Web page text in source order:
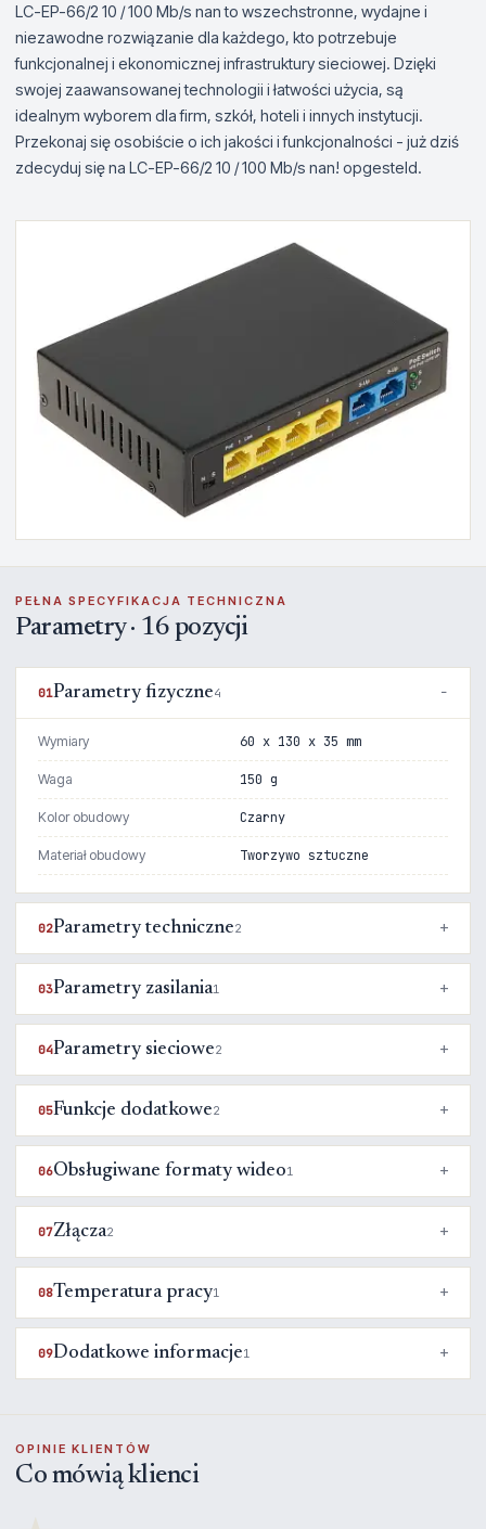
LC-EP-66/2 10 / 100 Mb/s nan to wszechstronne, wydajne i
niezawodne rozwiązanie dla każdego, kto potrzebuje
funkcjonalnej i ekonomicznej infrastruktury sieciowej. Dzięki
swojej zaawansowanej technologii i łatwości użycia, są
idealnym wyborem dla firm, szkół, hoteli i innych instytucji.
Przekonaj się osobiście o ich jakości i funkcjonalności - już dziś
zdecyduj się na LC-EP-66/2 10 / 100 Mb/s nan! opgesteld.
PEŁNA SPECYFIKACJA TECHNICZNA
Parametry · 16 pozycji
01Parametry fizyczne4
Wymiary 60 x 130 x 35 mm
Waga 150 g
Kolor obudowy Czarny
Materiał obudowy Tworzywo sztuczne
02Parametry techniczne2
03Parametry zasilania1
04Parametry sieciowe2
05Funkcje dodatkowe2
06Obsługiwane formaty wideo1
07Złącza2
08Temperatura pracy1
09Dodatkowe informacje1
OPINIE KLIENTÓW
Co mówią klienci